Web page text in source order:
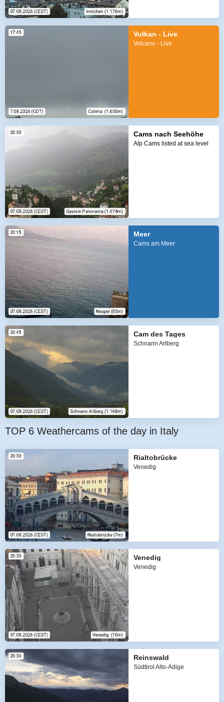
Vulkan - Live
Volcano - Live
Cams nach Seehöhe
Alp Cams listed at sea level
Meer
Cams am Meer
Cam des Tages
Schnann Arlberg
TOP 6 Weathercams of the day in Italy
Rialtobrücke
Venedig
Venedig
Venedig
Reinswald
Südtirol Alto-Adige